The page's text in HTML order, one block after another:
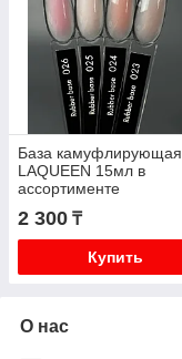
База камуфлирующая
LAQUEEN 15мл в
ассортименте
2 300 ₸
Купить
О нас